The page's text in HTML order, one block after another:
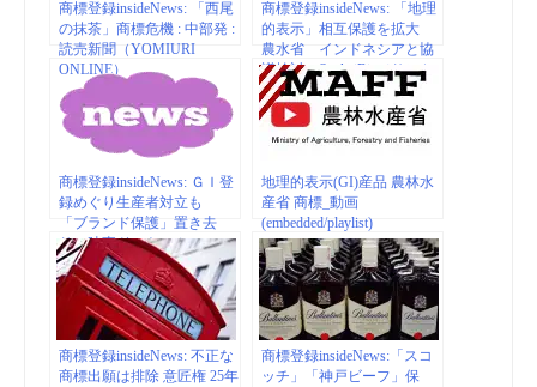
商標登録insideNews: 「西尾
の抹茶」商標危機 : 中部発 :
読売新聞（YOMIURI
ONLINE）
商標登録insideNews: 「地理
的表示」相互保護を拡大
農水省 インドネシアと協
議検討 – SankeiBiz（サンケ
イビズ）
商標登録insideNews: ＧＩ登
録めぐり生産者対立も
「ブランド保護」置き去
り：時事ドットコム
地理的表示(GI)産品 農林水
産省 商標_動画
(embedded/playlist)
商標登録insideNews: 不正な
商標出願は排除 意匠権 25年
商標登録insideNews:「スコ
ッチ」「神戸ビーフ」保